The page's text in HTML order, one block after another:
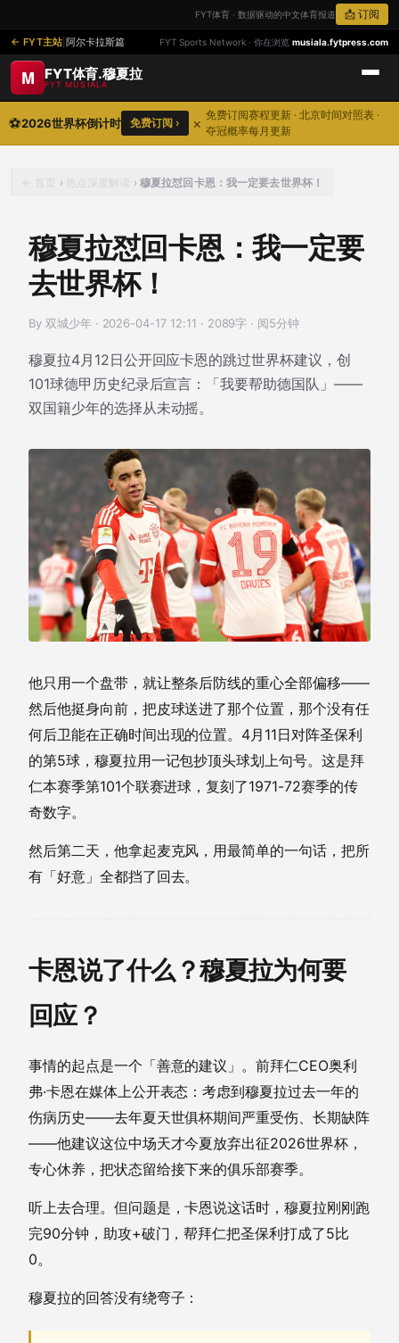
FYT体育 · 数据驱动的中文体育报道 📩 订阅
FYT主站 阿尔卡拉斯篇 FYT Sports Network · 你在浏览 musiala.fytpress.com
M FYT体育.穆夏拉
FYT MUSIALA
⚽2026世界杯倒计时
免费订阅赛程更新 · 北京时间对照表 ·
夺冠概率每月更新
免费订阅 › ×
首页 › 热点深度解读 › 穆夏拉怼回卡恩：我一定要去世界杯！
穆夏拉怼回卡恩：我一定要
去世界杯！
By 双城少年· 2026-04-17 12:11 · 2089字 · 阅5分钟
穆夏拉4月12日公开回应卡恩的跳过世界杯建议，创
101球德甲历史纪录后宣言：「我要帮助德国队」——
双国籍少年的选择从未动摇。
他只用一个盘带，就让整条后防线的重心全部偏移——
然后他挺身向前，把皮球送进了那个位置，那个没有任
何后卫能在正确时间出现的位置。4月11日对阵圣保利
的第5球，穆夏拉用一记包抄顶头球划上句号。这是拜
仁本赛季第101个联赛进球，复刻了1971-72赛季的传
奇数字。
然后第二天，他拿起麦克风，用最简单的一句话，把所
有「好意」全都挡了回去。
卡恩说了什么？穆夏拉为何要
回应？
事情的起点是一个「善意的建议」。前拜仁CEO奥利
弗·卡恩在媒体上公开表态：考虑到穆夏拉过去一年的
伤病历史——去年夏天世俱杯期间严重受伤、长期缺阵
——他建议这位中场天才今夏放弃出征2026世界杯，
专心休养，把状态留给接下来的俱乐部赛季。
听上去合理。但问题是，卡恩说这话时，穆夏拉刚刚跑
完90分钟，助攻+破门，帮拜仁把圣保利打成了5比
0。
穆夏拉的回答没有绕弯子：